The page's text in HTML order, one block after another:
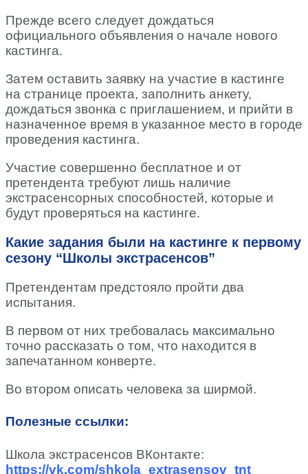
Прежде всего следует дождаться
официального объявления о начале нового
кастинга.
Затем оставить заявку на участие в кастинге
на странице проекта, заполнить анкету,
дождаться звонка с приглашением, и прийти в
назначенное время в указанное место в городе
проведения кастинга.
Участие совершенно бесплатное и от
претендента требуют лишь наличие
экстрасенсорных способностей, которые и
будут проверяться на кастинге.
Какие задания были на кастинге к первому
сезону “Школы экстрасенсов”
Претендентам предстояло пройти два
испытания.
В первом от них требовалась максимально
точно рассказать о том, что находится в
запечатанном конверте.
Во втором описать человека за ширмой.
Полезные ссылки:
Школа экстрасенсов ВКонтакте:
https://vk.com/shkola_extrasensov_tnt